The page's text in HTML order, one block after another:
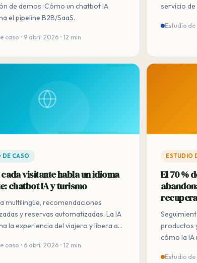
de demos. Cómo un chatbot IA
el pipeline B2B/SaaS.
caso • 9 abril 2026 • 12 min
servicio
Estudio de
DE CASO
visitante habla un idioma
chatbot IA y turismo
multilingüe, recomendaciones
y reservas automatizadas. La IA
la experiencia del viajero y libera a
caso • 6 abril 2026 • 12 min
ESTUDIO
El 70 %
productos
cómo la
Estudio de